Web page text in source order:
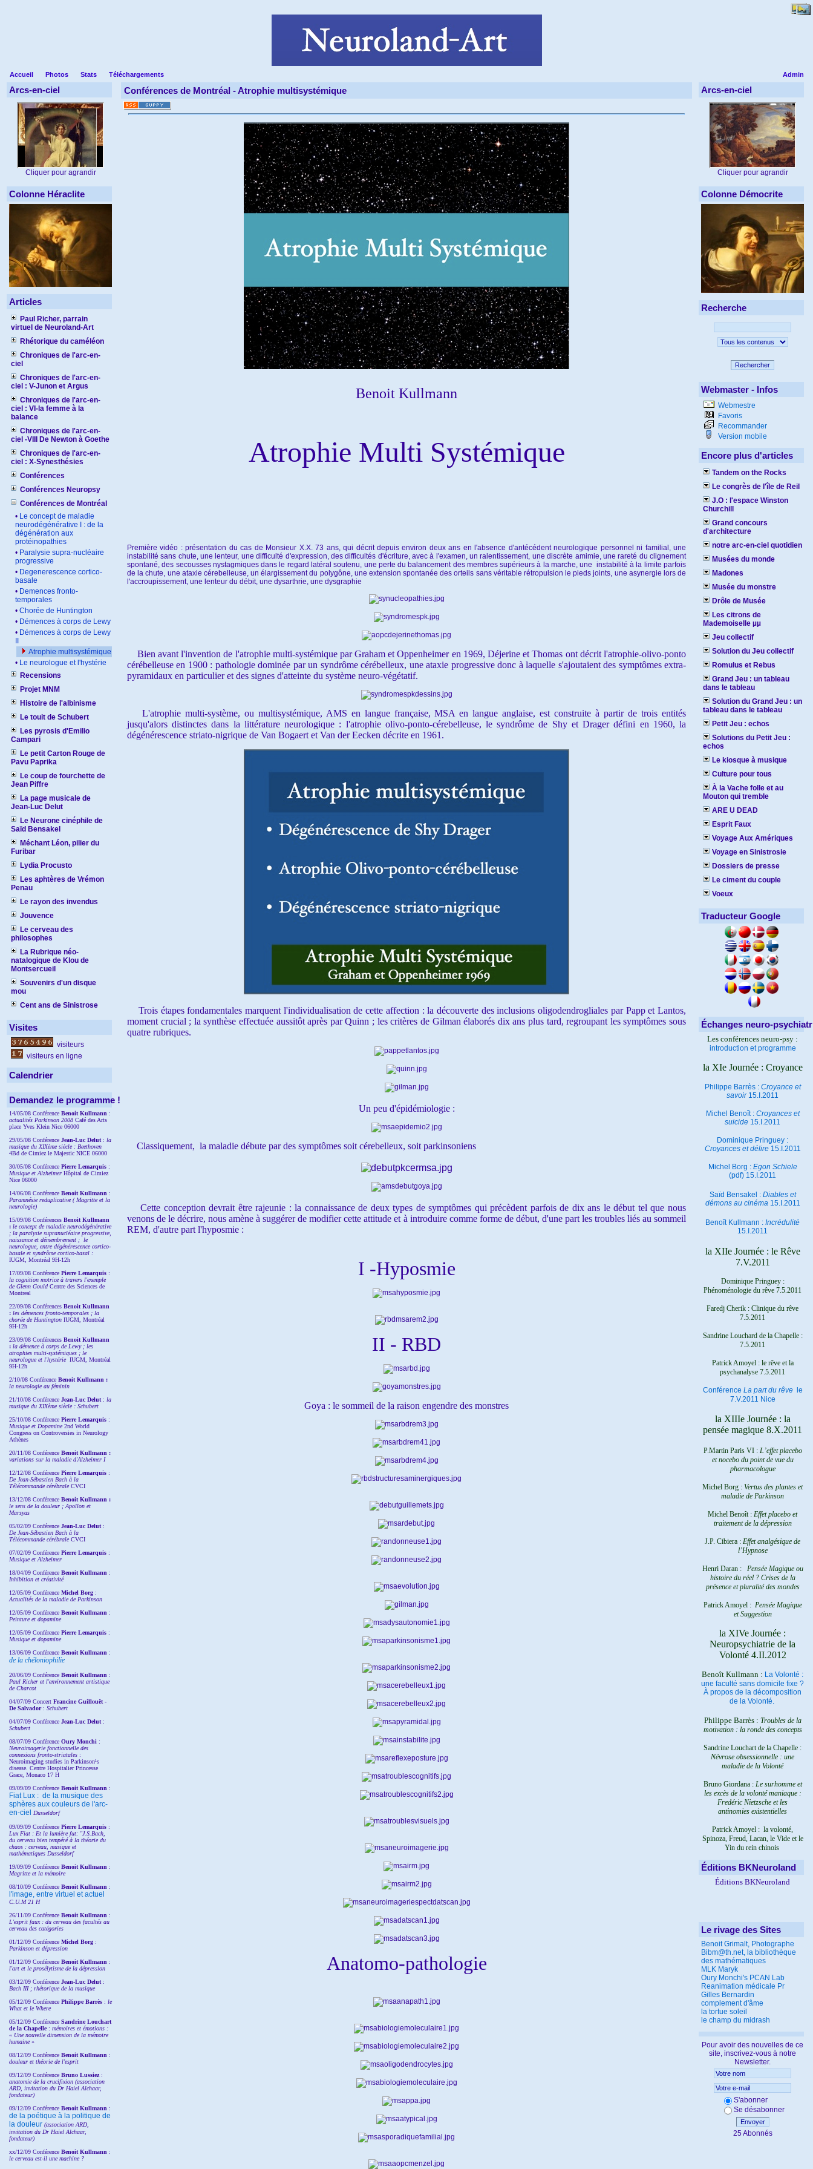
Admin
Accueil Photos Stats Téléchargements
Arcs-en-ciel
Cliquer pour agrandir
Colonne Héraclite
Articles
Paul Richer, parrain
virtuel de Neuroland-Art
Rhétorique du caméléon
Chroniques de l'arc-en-
ciel
Chroniques de l'arc-en-
ciel : V-Junon et Argus
Chroniques de l'arc-en-
ciel : VI-la femme à la
balance
Chroniques de l'arc-en-
ciel -VIII De Newton à Goethe
Chroniques de l'arc-en-
ciel : X-Synesthésies
Conférences
Conférences Neuropsy
Conférences de Montréal
• Le concept de maladie
neurodégénérative I : de la
dégénération aux
protéinopathies
• Paralysie supra-nucléaire
progressive
• Degenerescence cortico-
basale
• Demences fronto-
temporales
• Chorée de Huntington
• Démences à corps de Lewy
• Démences à corps de Lewy
Atrophie multisystémique
• Le neurologue et l'hystérie
Recensions
Projet MNM
Histoire de l'albinisme
Le touit de Schubert
Les pyrosis d'Emilio
Campari
Le petit Carton Rouge de
Pavu Paprika
Le coup de fourchette de
Jean Piffre
La page musicale de
Jean-Luc Delut
Le Neurone cinéphile de
Saïd Bensakel
Méchant Léon, pilier du
Furibar
Lydia Procusto
Les aphtères de Vrémon
Penau
Le rayon des invendus
Jouvence
Le cerveau des
philosophes
La Rubrique néo-
natalogique de Klou de
Montsercueil
Souvenirs d'un disque
mou
Cent ans de Sinistrose
Visites
visiteurs
visiteurs en ligne
Calendrier
Demandez le programme !
14/05/08 Conférence Benoit Kullmann :
actualités Parkinson 2008 Café des Arts
place Yves Klein Nice 06000
29/05/08 Conférence Jean-Luc Delut : la
musique du XIXème siècle : Beethoven
4Bd de Cimiez le Majestic NICE 06000
30/05/08 Conférence Pierre Lemarquis :
Musique et Alzheimer Hôpital de Cimiez
Nice 06000
14/06/08 Conférence Benoit Kullmann :
Paramnésie reduplicative ( Magritte et la
neurologie)
15/09/08 Conférences Benoit Kullmann
: le concept de maladie neurodégénérative
; la paralysie supranucléaire progressive,
naissance et démembrement ; le
neurologue, entre dégénérescence cortico-
basale et syndrôme cortico-basal :
IUGM, Montréal 9H-12h
17/09/08 Conférence Pierre Lemarquis :
la cognition motrice à travers l'exemple
de Glenn Gould Centre des Sciences de
Montreal
22/09/08 Conférences Benoit Kullmann
: les démences fronto-temporales ; la
chorée de Huntington IUGM, Montréal
9H-12h
23/09/08 Conférences Benoit Kullmann
: la démence à corps de Lewy ; les
atrophies multi-systémiques ; le
neurologue et l'hystérie IUGM, Montréal
9H-12h
2/10/08 Conférence Benoit Kullmann :
la neurologie au féminin
21/10/08 Conférence Jean-Luc Delut : la
musique du XIXème siècle : Schubert
25/10/08 Conférence Pierre Lemarquis :
Musique et Dopamine2nd World
Congress on Controversies in Neurology
Athènes
20/11/08 Conférence Benoit Kullmann :
variations sur la maladie d'Alzheimer I
12/12/08 Conférence Pierre Lemarquis :
De Jean-Sébastien Bach à la
Télécommande cérébraleCVCI
13/12/08 Conférence Benoit Kullmann :
le sens de la douleur ; Apollon et
Marsyas
05/02/09 Conférence Jean-Luc Delut :
De Jean-Sébastien Bach à la
Télécommande cérébraleCVCI
07/02/09 Conférence Pierre Lemarquis :
Musique et Alzheimer
18/04/09 Conférence Benoit Kullmann :
Inhibition et créativité
12/05/09 Conférence Michel Borg :
Actualités de la maladie de Parkinson
12/05/09 Conférence Benoit Kullmann :
Peinture et dopamine
12/05/09 Conférence Pierre Lemarquis :
Musique et dopamine
13/06/09 Conférence Benoit Kullmann :
de la chéloniophilie
20/06/09 Conférence Benoit Kullmann :
Paul Richer et l'environnement artistique
de Charcot
04/07/09 Concert Francine Guillouët -
De Salvador : Schubert
04/07/09 Conférence Jean-Luc Delut :
Schubert
08/07/09 Conférence Oury Monchi :
Neuroimagerie fonctionnelle des
connexions fronto-striatales :
Neuroimaging studies in Parkinson¹s
disease. Centre Hospitalier Princesse
Grace, Monaco 17 H
09/09/09 Conférence Benoit Kullmann :
Fiat Lux : de la musique des
sphères aux couleurs de l'arc-
en-ciel
Dusseldorf
09/09/09 Conférence Pierre Lemarquis :
Lux Fiat : Et la lumière fut: "J.S.Bach,
du cerveau bien tempéré à la théorie du
chaos : cerveau, musique et
mathématiques Dusseldorf
19/09/09 Conférence Benoit Kullmann :
Magritte et la mémoire
08/10/09 Conférence Benoit Kullmann :
l'image, entre virtuel et actuel
C.U.M 21 H
26/11/09 Conférence Benoit Kullmann :
L'esprit faux : du cerveau des facultés au
cerveau des catégories
01/12/09 Conférence Michel Borg :
Parkinson et dépression
01/12/09 Conférence Benoit Kullmann :
l'art et le prosélytisme de la dépression
03/12/09 Conférence Jean-Luc Delut :
Bach III ; rhétorique de la musique
05/12/09 Conférence Philippe Barrès : le
What et le Where
05/12/09 Conférence SandrineLouchart
de la Chapelle: mémoires et émotions :
« Une nouvelle dimension de la mémoire
humaine »
08/12/09 Conférence Benoit Kullmann :
douleur et théorie de l'esprit
09/12/09 Conférence Bruno Lussiez :
anatomie de la crucifixion (association
ARD, invitation du Dr Haiel Alchaar,
fondateur)
09/12/09 Conférence Benoit Kullmann :
de la poétique à la politique de
la douleur (association ARD,
invitation du Dr Haiel Alchaar,
fondateur)
xx/12/09 Conférence Benoit Kullmann :
le cerveau est-il une machine ?
Conférences de Montréal -Atrophie multisystémique
Benoit Kullmann
Atrophie Multi Systémique
Première vidéo : présentation du cas de Monsieur X.X. 73 ans, qui décrit depuis environ deux ans en l'absence d'antécédent neurologique personnel ni familial, une
instabilité sans chute, une lenteur, une difficulté d'expression, des difficultés d'écriture, avec à l'examen, un ralentissement, une discrète amimie, une rareté du clignement
spontané, des secousses nystagmiques dans le regard latéral soutenu, une perte du balancement des membres supérieurs à la marche, une instabilité à la limite parfois
de la chute, une ataxie cérebelleuse, un élargissement du polygône, une extension spontanée des orteils sans véritable rétropulsion le pieds joints, une asynergie lors de
l'accroupissement, une lenteur du débit, une dysarthrie, une dysgraphie
Bien avant l'invention de l'atrophie multi-systémique par Graham et Oppenheimer en 1969, Déjerine et Thomas ont décrit l'atrophie-olivo-ponto
cérébelleuse en 1900 : pathologie dominée par un syndrôme cérébelleux, une ataxie progressive donc à laquelle s'ajoutaient des symptômes extra-
pyramidaux en particulier et des signes d'atteinte du système neuro-végétatif.
L'atrophie multi-système, ou multisystémique, AMS en langue française, MSA en langue anglaise, est construite à partir de trois entités
jusqu'alors distinctes dans la littérature neurologique : l'atrophie olivo-ponto-cérebelleuse, le syndrôme de Shy et Drager défini en 1960, la
dégénérescence striato-nigrique de Van Bogaert et Van der Eecken décrite en 1961.
Trois étapes fondamentales marquent l'individualisation de cette affection : la découverte des inclusions oligodendrogliales par Papp et Lantos,
moment crucial ; la synthèse effectuée aussitôt après par Quinn ; les critères de Gilman élaborés dix ans plus tard, regroupant les symptômes sous
quatre rubriques.
Un peu d'épidémiologie :
Classiquement, la maladie débute par des symptômes soit cérebelleux, soit parkinsoniens
Cette conception devrait être rajeunie : la connaissance de deux types de symptômes qui précèdent parfois de dix ans le début tel que nous
venons de le décrire, nous amène à suggérer de modifier cette attitude et à introduire comme forme de début, d'une part les troubles liés au sommeil
REM, d'autre part l'hyposmie :
I -Hyposmie
II - RBD
Goya : le sommeil de la raison engendre des monstres
Anatomo-pathologie
Arcs-en-ciel
Cliquer pour agrandir
Colonne Démocrite
Recherche
Rechercher
Webmaster - Infos
Webmestre
Favoris
Recommander
Version mobile
Encore plus d'articles
Tandem on the Rocks
Le congrès de l'île de Reil
J.O : l'espace Winston
Churchill
Grand concours
d'architecture
notre arc-en-ciel quotidien
Musées du monde
Madones
Musée du monstre
Drôle de Musée
Les citrons de
Mademoiselle µµ
Jeu collectif
Solution du Jeu collectif
Romulus et Rebus
Grand Jeu : un tableau
dans le tableau
Solution du Grand Jeu : un
tableau dans le tableau
Petit Jeu : echos
Solutions du Petit Jeu :
echos
Le kiosque à musique
Culture pour tous
À la Vache folle et au
Mouton qui tremble
ARE U DEAD
Esprit Faux
Voyage Aux Amériques
Voyage en Sinistrosie
Dossiers de presse
Le ciment du couple
Voeux
Traducteur Google
Échanges neuro-
Les conférences neuro-psy :
introduction et programme
la XIe Journée : Croyance
Philippe Barrès : Croyance et
savoir15.I.2011
Michel Benoît : Croyances et
suicide 15.I.2011
Dominique Pringuey :
Croyances et délire15.I.2011
Michel Borg : Egon Schiele
(pdf) 15.I.2011
Saïd Bensakel : Diables et
démons au cinéma 15.I.2011
Benoît Kullmann : Incrédulité
15.I.2011
la XIIe Journée : le Rêve
7.V.2011
Dominique Pringuey :
Phénoménologie du rêve 7.5.2011
Faredj Cherik : Clinique du rêve
7.5.2011
Sandrine Louchard de la Chapelle :
7.5.2011
Patrick Amoyel : le rêve et la
psychanalyse 7.5.2011
Conférence La part du rêve
le
7.V.2011 Nice
la XIIIe Journée : la
pensée magique 8.X.2011
P.Martin Paris VI : L’effet placebo
et nocebo du point de vue du
pharmacologue
Michel Borg : Vertus des plantes et
maladie de Parkinson
Michel Benoît : Effet placebo et
traitement de la dépression
J.P. Cibiera : Effet analgésique de
l’Hypnose
Henri Daran : Pensée Magique ou
histoire du réel ?Crises de la
présence et pluralité des mondes
Patrick Amoyel : Pensée Magique
et Suggestion
la XIVe Journée :
Neuropsychiatrie de la
Volonté 4.II.2012
Benoît Kullmann : La Volonté :
une faculté sans domicile fixe ?
À propos de la décomposition
de la Volonté.
Philippe Barrès : Troubles de la
motivation : la ronde des concepts
Sandrine Louchart de la Chapelle :
Névrose obsessionnelle : une
maladie de la Volonté
Bruno Giordana : Le surhomme et
les excès de la volonté maniaque :
Fredéric Nietzsche et les
antinomies existentielles
Patrick Amoyel : la volonté,
Spinoza, Freud, Lacan, le Vide et le
Yin du rein chinois
Éditions BKNeuroland
Éditions BKNeuroland
Le rivage des Sites
Benoit Grimalt, Photographe
Bibm@th.net, la bibliothèque
des mathématiques
MLK Maryk
Oury Monchi's PCAN Lab
Reanimation médicale Pr
Gilles Bernardin
complement d'âme
la tortue soleil
le champ du midrash
Pour avoir des nouvelles de ce
site, inscrivez-vous à notre
Newsletter.
S'abonner
Se désabonner
Envoyer
25 Abonnés